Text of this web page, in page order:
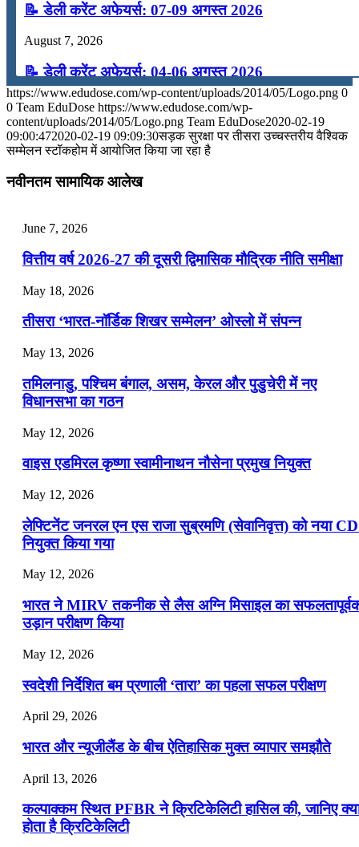
📝 डेली करेंट अफेयर्स: 07-09 अगस्त 2026
August 7, 2026
📝 डेली करेंट अफेयर्स: 04-06 अगस्त 2026
August 4, 2026
📝 डेली करेंट अफेयर्स: 01-03 अगस्त 2026
July 28, 2026
📝 डेली करेंट अफेयर्स: 25-27 जुलाई 2026
July 25, 2026
📝 डेली करेंट अफेयर्स: 22-24 जुलाई 2026
July 22, 2026
📝 डेली करेंट अफेयर्स: 19-21 जुलाई 2026
https://www.edudose.com/wp-content/uploads/2014/05/Logo.png 0
0 Team EduDose https://www.edudose.com/wp-
content/uploads/2014/05/Logo.png Team EduDose2020-02-19
09:00:472020-02-19 09:09:30सड़क सुरक्षा पर तीसरा उच्चस्तरीय वैश्विक
सम्मेलन स्टॉकहोम में आयोजित किया जा रहा है
नवीनतम सामायिक आलेख
June 7, 2026
वित्तीय वर्ष 2026-27 की दूसरी द्विमासिक मौद्रिक नीति समीक्षा
May 18, 2026
तीसरा ‘भारत-नॉर्डिक शिखर सम्मेलन’ ओस्लो में संपन्न
May 13, 2026
तमिलनाडु, पश्चिम बंगाल, असम, केरल और पुडुचेरी में नए
विधानसभा का गठन
May 12, 2026
वाइस एडमिरल कृष्णा स्वामीनाथन नौसेना प्रमुख नियुक्त
May 12, 2026
लेफ्टिनेंट जनरल एन एस राजा सुब्रमणि (सेवानिवृत्त) को नया
नियुक्त किया गया
May 12, 2026
भारत ने MIRV तकनीक से लैस अग्नि मिसाइल का
उड़ान परीक्षण किया
May 12, 2026
स्वदेशी निर्देशित बम प्रणाली ‘तारा’ का पहला सफल परीक्षण
April 29, 2026
भारत और न्यूजीलैंड के बीच ऐतिहासिक मुक्त व्यापार समझौते
April 13, 2026
कल्पाक्कम स्थित PFBR ने क्रिटिकेलिटी हासिल की, जानिए
होता है क्रिटिकेलिटी